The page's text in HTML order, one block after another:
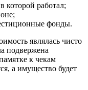
которой работал;
фонды.
являлась чисто
подвержена
к чекам
а имущество будет